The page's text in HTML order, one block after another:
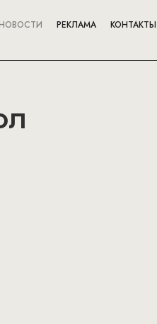
РЕКЛАМА КОНТАКТЫ